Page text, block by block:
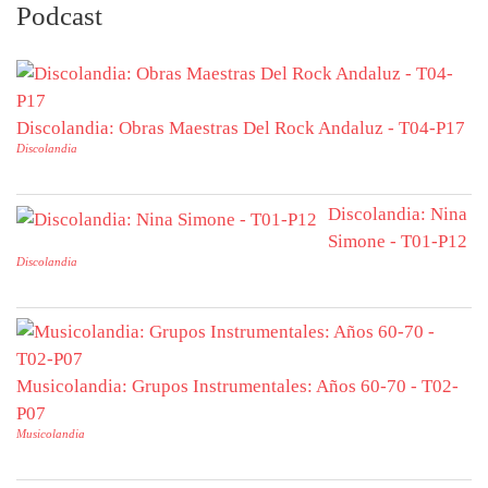
Podcast
Discolandia: Obras Maestras Del Rock Andaluz - T04-P17
Discolandia
Discolandia: Nina
Simone - T01-P12
Discolandia
Musicolandia: Grupos Instrumentales: Años 60-70 - T02-
P07
Musicolandia